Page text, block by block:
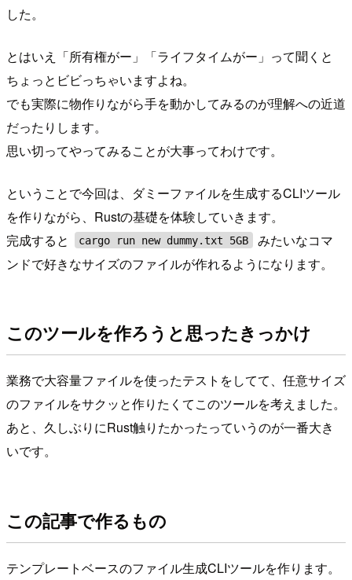
した。
とはいえ「所有権がー」「ライフタイムがー」って聞くと
ちょっとビビっちゃいますよね。
でも実際に物作りながら手を動かしてみるのが理解への近道
だったりします。
思い切ってやってみることが大事ってわけです。
ということで今回は、ダミーファイルを生成するCLIツール
を作りながら、Rustの基礎を体験していきます。
完成すると
cargo run new dummy.txt 5GB
みたいなコマ
ンドで好きなサイズのファイルが作れるようになります。
このツールを作ろうと思ったきっかけ
業務で大容量ファイルを使ったテストをしてて、任意サイズ
のファイルをサクッと作りたくてこのツールを考えました。
あと、久しぶりにRust触りたかったっていうのが一番大き
いです。
この記事で作るもの
テンプレートベースのファイル生成CLIツールを作ります。